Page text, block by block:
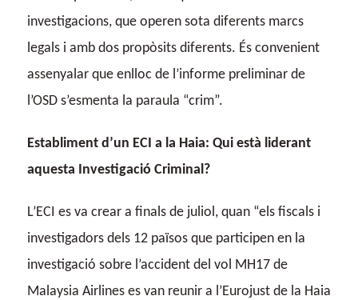
investigacions, que operen sota diferents marcs
legals i amb dos propòsits diferents. És convenient
assenyalar que enlloc de l’informe preliminar de
l’OSD s’esmenta la paraula “crim”.
Establiment d’un ECI a la Haia: Qui està liderant
aquesta Investigació Criminal?
L’ECI es va crear a finals de juliol, quan “els fiscals i
investigadors dels 12 països que participen en la
investigació sobre l’accident del vol MH17 de
Malaysia Airlines es van reunir a l’Eurojust de la Haia